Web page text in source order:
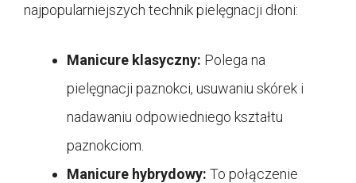
najpopularniejszych technik pielęgnacji dłoni:
Manicure klasyczny: Polega na
pielęgnacji paznokci, usuwaniu skórek i
nadawaniu odpowiedniego kształtu
paznokciom.
Manicure hybrydowy: To połączenie